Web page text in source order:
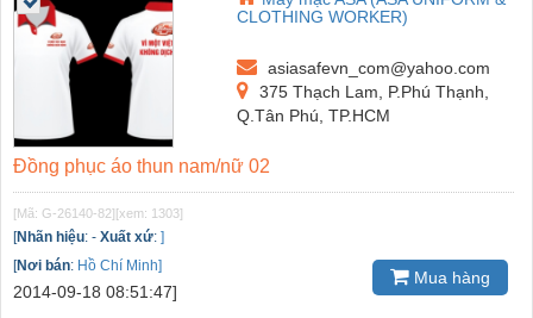
CLOTHING WORKER)
asiasafevn_com@yahoo.com
375 Thạch Lam, P.Phú Thạnh,
Q.Tân Phú, TP.HCM
Đồng phục áo thun nam/nữ 02
[Mã: G-26140-82][xem: 1303]
[Nhãn hiệu: - Xuất xứ: ]
[Nơi bán: Hồ Chí Minh]
2014-09-18 08:51:47]
Mua hàng